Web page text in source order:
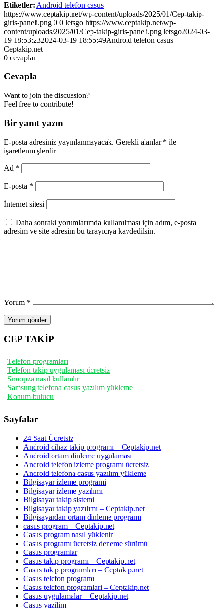
Etiketler: Android telefon casus
https://www.ceptakip.net/wp-content/uploads/2025/01/Cep-takip-
giris-paneli.png 0 0 letsgo https://www.ceptakip.net/wp-
content/uploads/2025/01/Cep-takip-giris-paneli.png letsgo2024-03-
19 18:53:232024-03-19 18:55:49Android telefon casus –
Ceptakip.net
0 cevaplar
Cevapla
Want to join the discussion?
Feel free to contribute!
Bir yanıt yazın
E-posta adresiniz yayınlanmayacak. Gerekli alanlar * ile
işaretlenmişlerdir
Ad *
E-posta *
İnternet sitesi
Daha sonraki yorumlarımda kullanılması için adım, e-posta
adresim ve site adresim bu tarayıcıya kaydedilsin.
Yorum *
CEP TAKİP
Telefon programları
Telefon takip uygulaması ücretsiz
Snoopza nasıl kullanılır
Samsung telefona casus yazılım yükleme
Konum bulucu
Sayfalar
24 Saat Ücretsiz
Android cihaz takip programı – Ceptakip.net
Android ortam dinleme uygulaması
Android telefon izleme programı ücretsiz
Android telefona casus yazılım yükleme
Bilgisayar izleme programi
Bilgisayar izleme yazılımı
Bilgisayar takip sistemi
Bilgisayar takip yazılımı – Ceptakip.net
Bilgisayardan ortam dinleme programı
casus program – Ceptakip.net
Casus program nasıl yüklenir
Casus programı ücretsiz deneme sürümü
Casus programlar
Casus takip programı – Ceptakip.net
Casus takip programları – Ceptakip.net
Casus telefon programı
Casus telefon programlari – Ceptakip.net
Casus uygulamalar – Ceptakip.net
Casus yazilim